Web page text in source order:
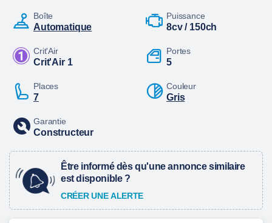
Boîte
automatique
Puissance
8cv / 150ch
Crit'Air
Crit'Air 1
Portes
5
Places
7
Couleur
Gris
Garantie
Constructeur
Être informé dès qu'une annonce similaire
est disponible ?
CRÉER UNE ALERTE